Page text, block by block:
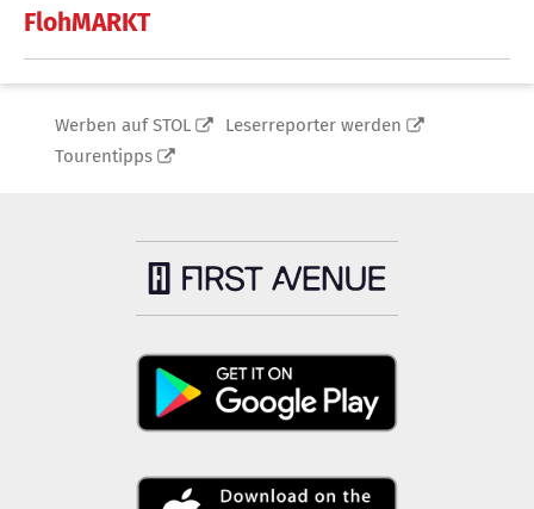
FlohMARKT
Werben auf STOL
Leserreporter werden
Tourentipps